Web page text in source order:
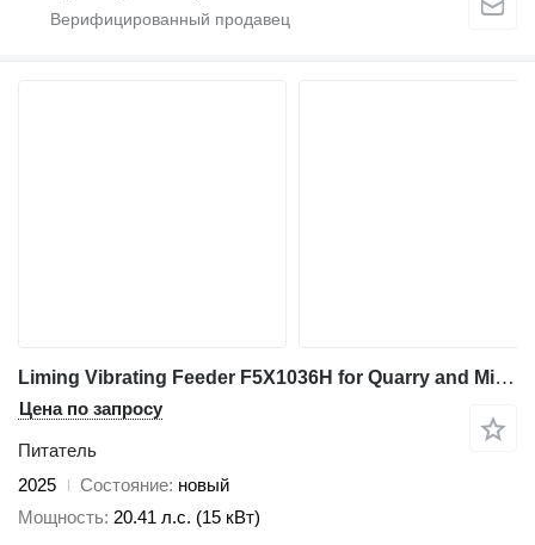
Liming Vibrating Feeder F5X1036H for Quarry and Mining
Цена по запросу
Питатель
2025
Состояние новый
Мощность 20.41 л.с. (15 кВт)